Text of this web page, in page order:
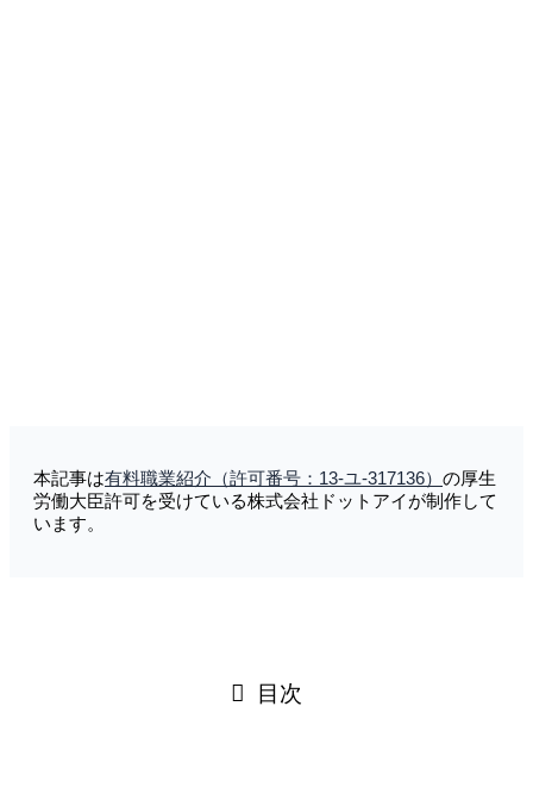
本記事は有料職業紹介 （許可番号：13-ユ-317136） の厚生
労働大臣許可を受けている株式会社ドットアイが制作して
います。
目次